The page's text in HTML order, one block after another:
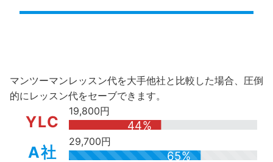
YLC
19,800円
44%
A社
29,700円
65%
マンツーマンレッスン代を大手他社と比較した場合、圧倒
的にレッスン代をセーブできます。